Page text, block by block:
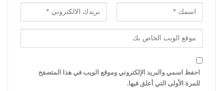
احفظ اسمي والبريد الإلكتروني وموقع الويب في هذا المتصفح
للمرة الأولى التي أعلق فيها.